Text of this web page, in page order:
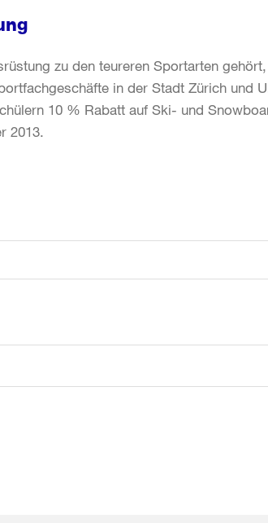
zu den teureren Sportarten
in der Stadt Zürich und
10 % Rabatt auf Ski- und
2013.